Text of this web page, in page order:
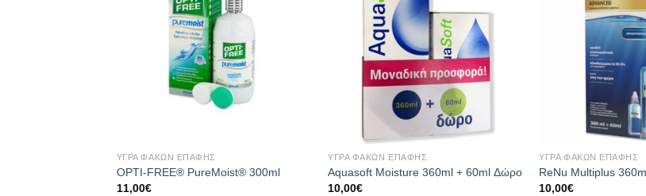
ΥΓΡΆ ΦΑΚΏΝ ΕΠΑΦΉΣ
OPTI-FREE® PureMoist® 300ml
11,00€
ΥΓΡΆ ΦΑΚΏΝ ΕΠΑΦΉΣ
Aquasoft Moisture 360ml + 60ml Δώρο
10,00€
ΥΓΡΆ ΦΑΚΏΝ ΕΠΑΦΉΣ
ReNu Multiplus
10,00€